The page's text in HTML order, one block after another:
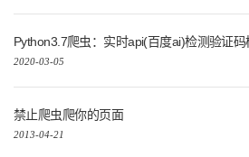
Python3.7爬虫：实时api(百度ai)检测验证
2020-03-05
禁止爬虫爬你的页面
2013-04-21